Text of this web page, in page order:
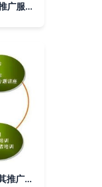
鹏为CRM成功中标西部安全认证中心技术推广服务，助力信息安全体系升级
EAP小课堂 本土化EAP的八种核心技术及其推广服务